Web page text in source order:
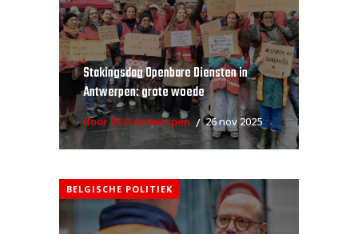
Stakingsdag Openbare Diensten in
Antwerpen: grote woede
door RCO Antwerpen 26 nov 2025
BELGISCHE POLITIEK